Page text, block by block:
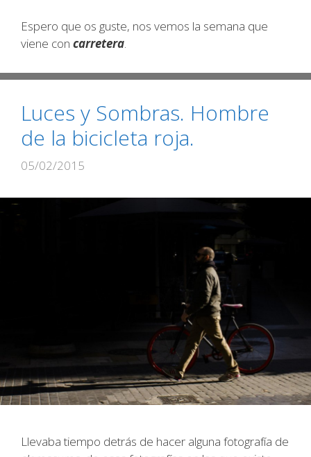
Espero que os guste, nos vemos la semana que
viene con carretera.
Luces y Sombras. Hombre
de la bicicleta roja.
05/02/2015
Llevaba tiempo detrás de hacer alguna fotografía de